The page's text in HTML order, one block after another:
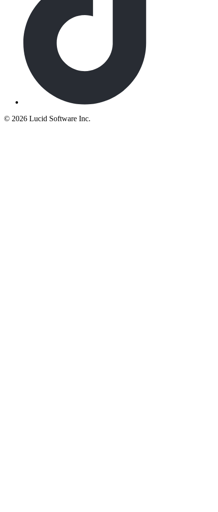
© 2026 Lucid Software Inc.